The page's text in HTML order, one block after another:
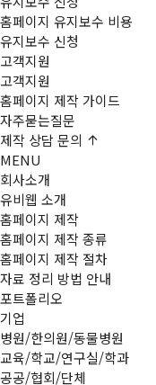
홈페이지 유지보수 비용
유지보수 신청
고객지원
고객지원
홈페이지 제작 가이드
자주묻는질문
제작 상담 문의
MENU
회사소개
유비웹 소개
홈페이지 제작
홈페이지 제작 종류
홈페이지 제작 절차
자료 정리 방법 안내
포트폴리오
기업
병원/한의원/동물병원
교육/학교/연구실/학과
공공/협회/단체